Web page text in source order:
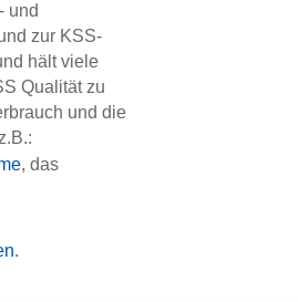
und
zur KSS-
hält viele
Qualität zu
und die
, das
.